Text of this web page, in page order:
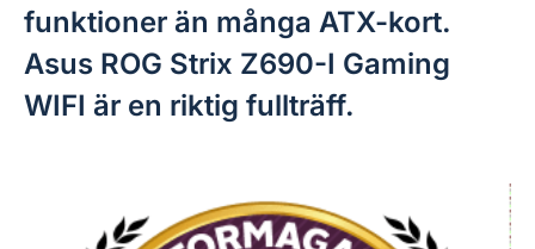
funktioner än många ATX-kort.
Asus ROG Strix Z690-I Gaming
WIFI är en riktig fullträff.